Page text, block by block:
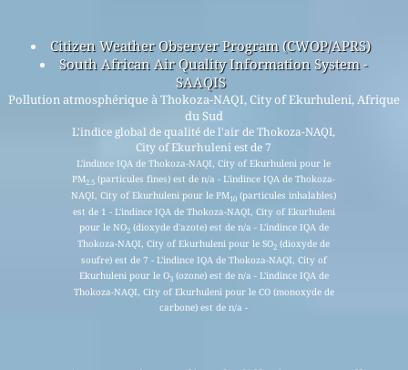
Citizen Weather Observer Program (CWOP/APRS)
South African Air Quality Information System -
SAAQIS
Pollution atmosphérique à Thokoza-NAQI, City of Ekurhuleni, Afrique
du Sud
L'indice global de qualité de l'air de Thokoza-NAQI,
City of Ekurhuleni est de 7
L'indince IQA de Thokoza-NAQI, City of Ekurhuleni pour le
PM2.5 (particules fines) est de n/a - L'indince IQA de Thokoza-
NAQI, City of Ekurhuleni pour le PM10 (particules inhalables)
est de 1 - L'indince IQA de Thokoza-NAQI, City of Ekurhuleni
pour le NO2(dioxyde d'azote) est de n/a - L'indince IQA de
Thokoza-NAQI, City of Ekurhuleni pour le SO2 (dioxyde de
soufre) est de 7 - L'indince IQA de Thokoza-NAQI, City of
Ekurhuleni pour le O3(ozone) est de n/a - L'indince IQA de
Thokoza-NAQI, City of Ekurhuleni pour le CO (monoxyde de
carbone) est de n/a -